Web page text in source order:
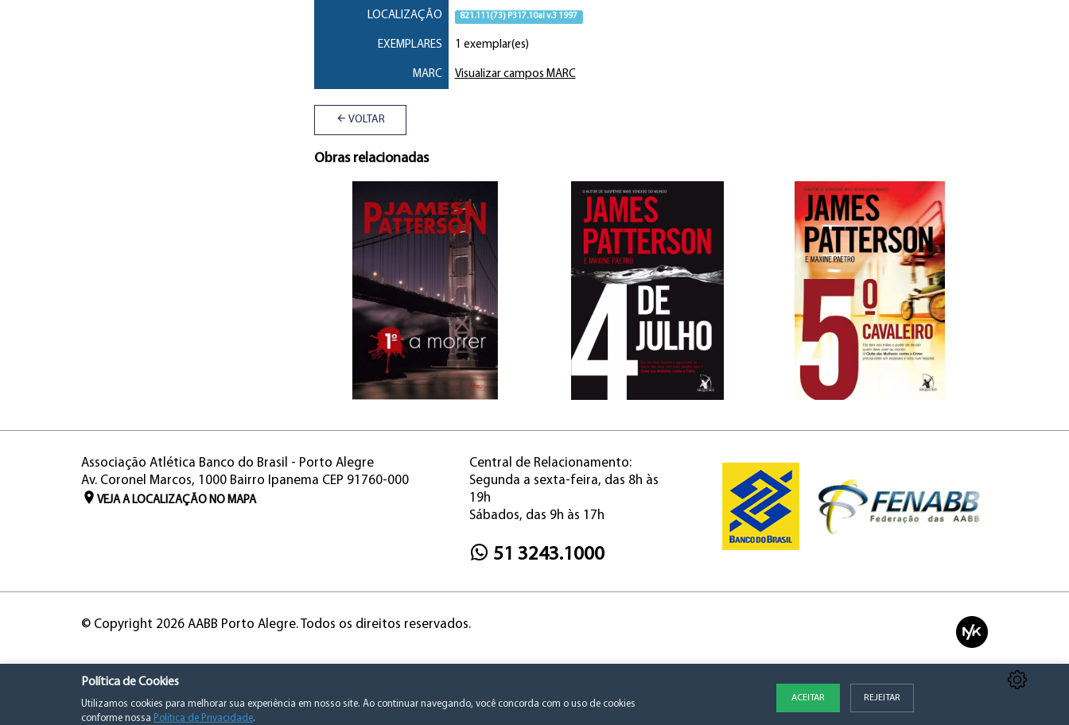
LOCALIZAÇÃO 821.111(73) P317.10al v.3 1997
EXEMPLARES 1 exemplar(es)
MARC Visualizar campos MARC
VOLTAR
Obras relacionadas
Associação Atlética Banco do Brasil - Porto Alegre
Av. Coronel Marcos, 1000 Bairro Ipanema CEP 91760-000
VEJA A LOCALIZAÇÃO NO MAPA
Central de Relacionamento:
Segunda a sexta-feira, das 8h às
19h
Sábados, das 9h às 17h
51 3243.1000
© Copyright 2026 AABB Porto Alegre. Todos os direitos reservados.
Política de Privacidade e Consentimento
Política de Cookies
Utilizamos cookies para melhorar sua experiência em nosso site. Ao continuar navegando, você concorda com o uso de cookies
conforme nossa Política de Privacidade.
ACEITAR REJEITAR